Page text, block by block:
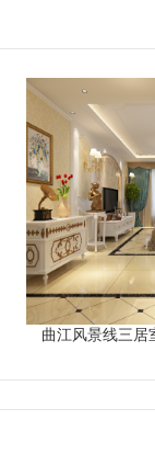
曲江风景线三居